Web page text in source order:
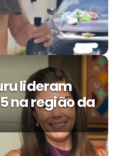
lideram
na região da